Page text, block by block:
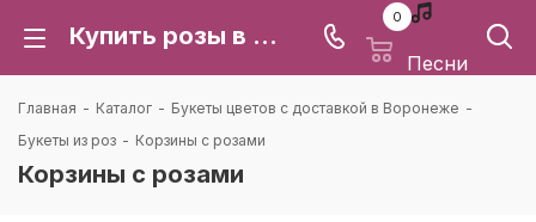
Купить розы в корзине | Букеты из роз в корзинах с доставкой по г. Воронеж, Воронежской области
0
Песни
Главная - Каталог - Букеты цветов с доставкой в Воронеже -
Букеты из роз - Корзины с розами
Корзины с розами